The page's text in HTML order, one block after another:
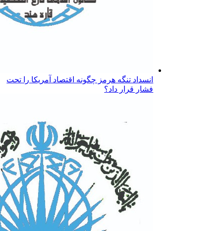
انسداد تنگه هرمز چگونه اقتصاد آمریکا را تحت
فشار قرار داد؟